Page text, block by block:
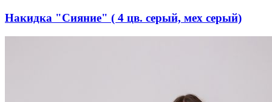
Накидка "Сияние" ( 4 цв. серый, мех серый)